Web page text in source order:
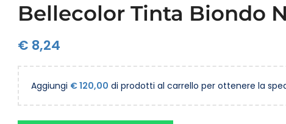
Bellecolor Tinta Biondo
€ 8,24
Aggiungi €120,00 di prodotti al carrello per ottenere la